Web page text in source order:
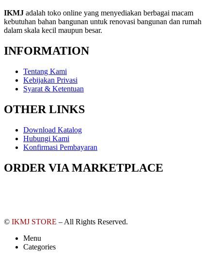
IKMJ adalah toko online yang menyediakan berbagai macam
kebutuhan bahan bangunan untuk renovasi bangunan dan rumah
dalam skala kecil maupun besar.
INFORMATION
Tentang Kami
Kebijakan Privasi
Syarat & Ketentuan
OTHER LINKS
Download Katalog
Hubungi Kami
Konfirmasi Pembayaran
ORDER VIA MARKETPLACE
© IKMJ STORE – All Rights Reserved.
Menu
Categories